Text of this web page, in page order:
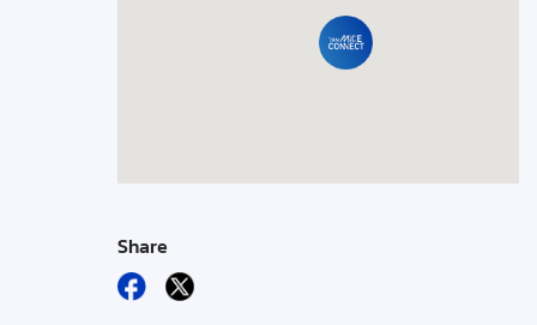
Share